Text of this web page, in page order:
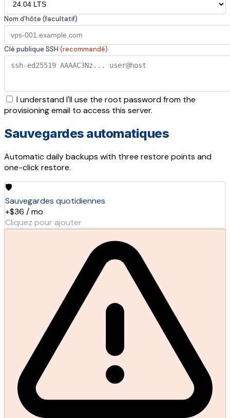
Nom d'hôte (facultatif)
Clé publique SSH (recommandé)
I understand I'll use the root password from the
provisioning email to access this server.
Sauvegardes automatiques
Automatic daily backups with three restore points and
one-click restore.
🛡️
Sauvegardes quotidiennes
+$36 / mo
Cliquez pour ajouter